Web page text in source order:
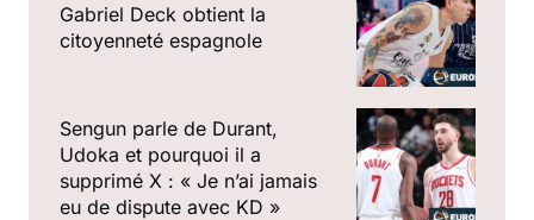
Gabriel Deck obtient la
citoyenneté espagnole
Sengun parle de Durant,
Udoka et pourquoi il a
supprimé X : « Je n’ai jamais
eu de dispute avec KD »